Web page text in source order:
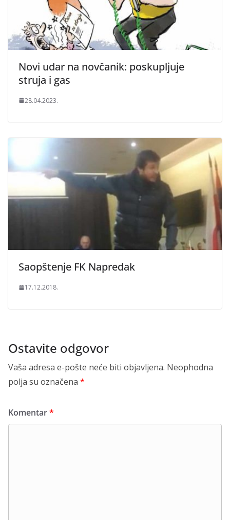
Novi udar na novčanik: poskupljuje
struja i gas
28.04.2023.
Saopštenje FK Napredak
17.12.2018.
Ostavite odgovor
Vaša adresa e-pošte neće biti objavljena. Neophodna
polja su označena *
Komentar*